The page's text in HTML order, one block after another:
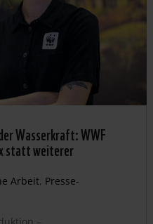
Wasserkraft: WWF
statt weiterer
Arbeit, Presse-